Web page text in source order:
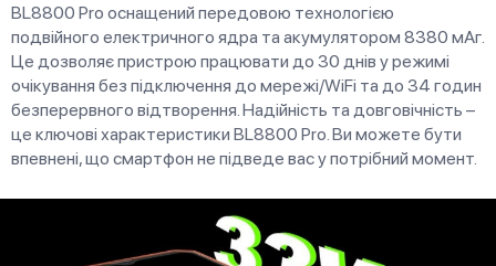
BL8800 Pro оснащений передовою технологією
подвійного електричного ядра та акумулятором 8380 мАг.
Це дозволяє пристрою працювати до 30 днів у режимі
очікування без підключення до мережі/WiFi та до 34 годин
безперервного відтворення. Надійність та довговічність –
це ключові характеристики BL8800 Pro. Ви можете бути
впевнені, що смартфон не підведе вас у потрібний момент.